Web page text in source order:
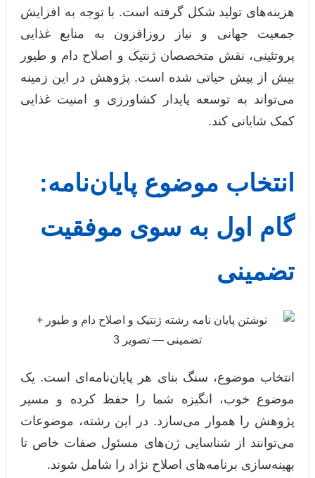
هزینه‌های تولید شکل گرفته است. با توجه به افزایش
جمعیت جهانی و نیاز روزافزون به منابع غذایی
پروتئینی، نقش متخصصان ژنتیک و اصلاح دام و طیور
بیش از پیش حیاتی شده است. پژوهش در این زمینه
می‌تواند به توسعه پایدار کشاورزی و امنیت غذایی
کمک شایانی کند.
انتخاب موضوع پایان‌نامه:
گام اول به سوی موفقیت
تضمینی
انتخاب موضوع، سنگ بنای هر پایان‌نامه‌ای است. یک
موضوع خوب، انگیزه شما را حفظ کرده و مسیر
پژوهش را هموار می‌سازد. در این رشته، موضوعات
می‌توانند از شناسایی ژن‌های مسئول صفات خاص تا
بهینه‌سازی برنامه‌های اصلاح نژاد را شامل شوند.